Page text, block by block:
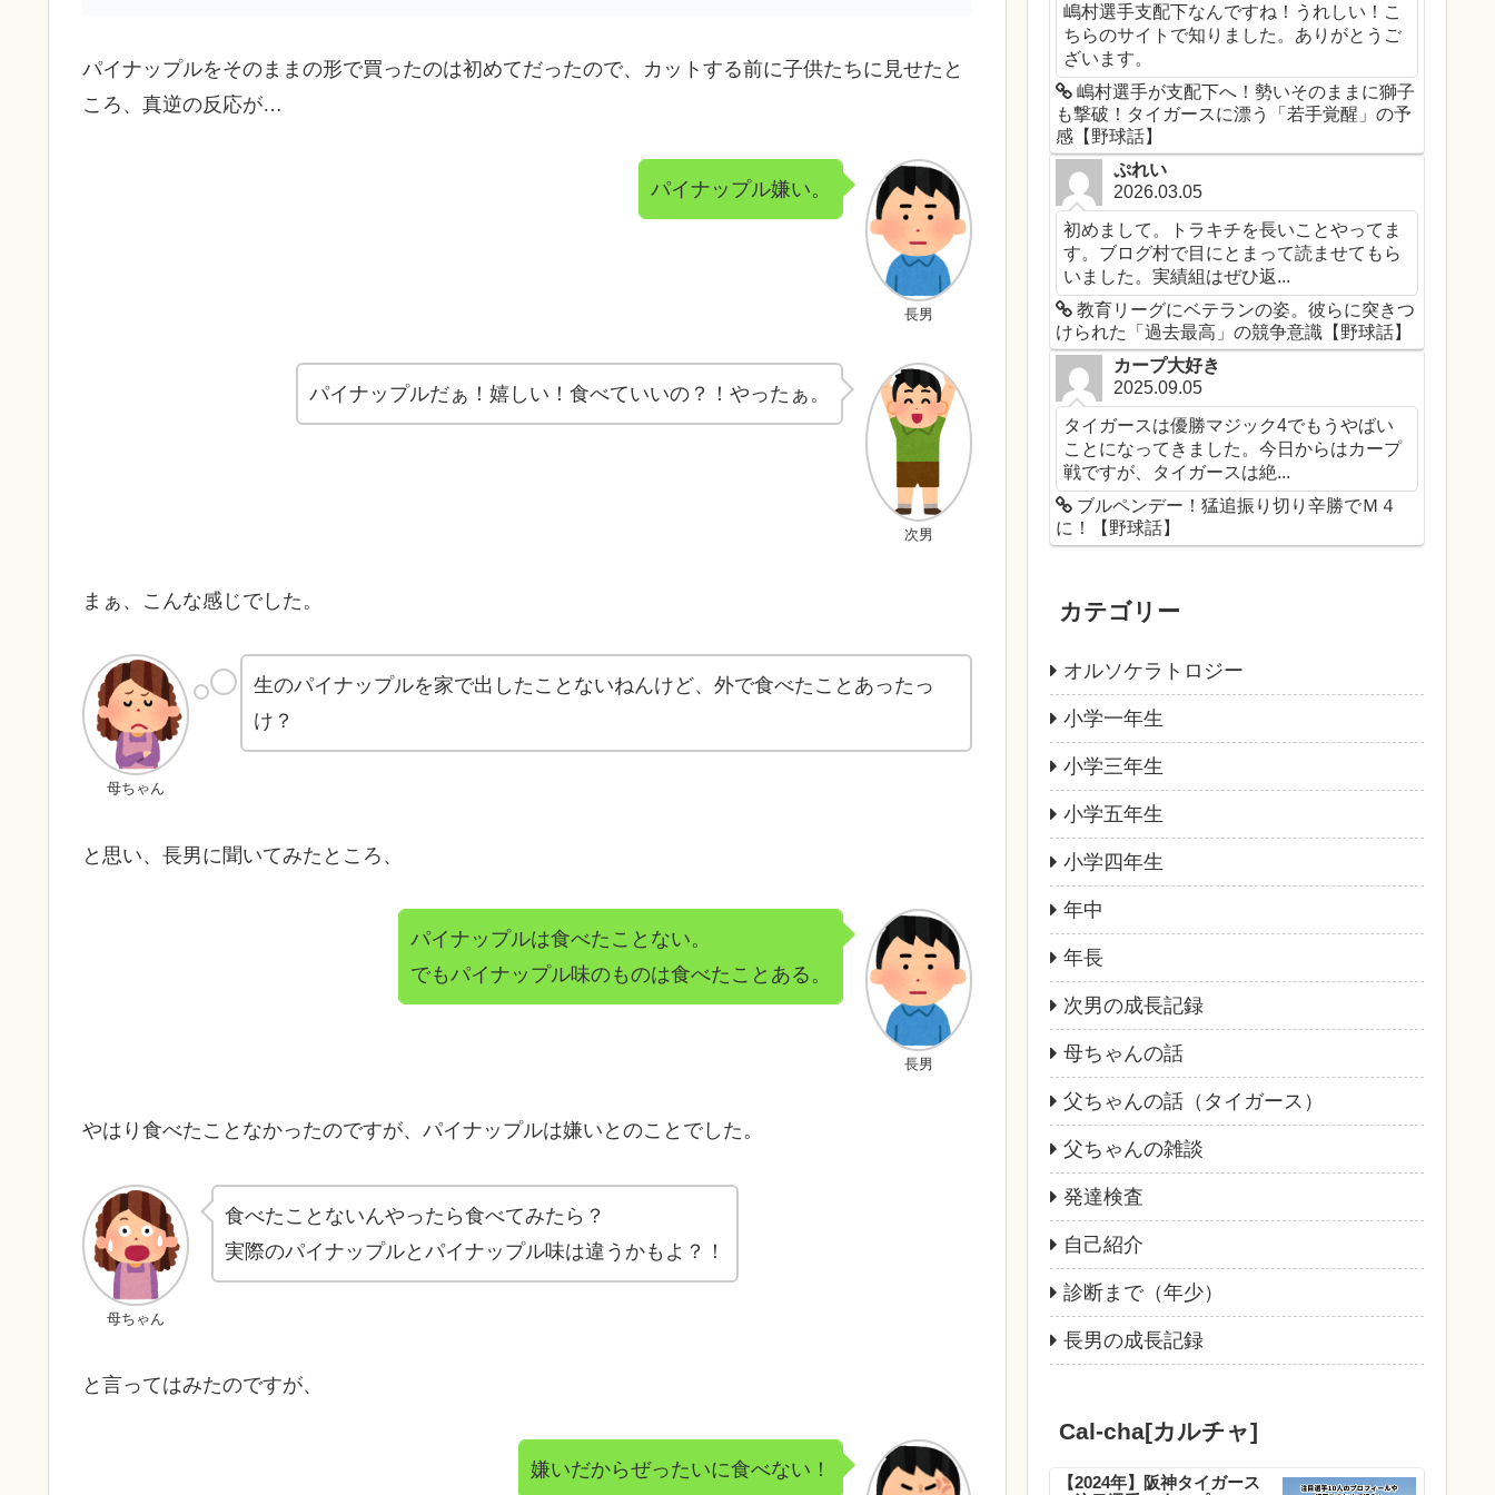
パイナップルをそのままの形で買ったのは初めてだったので、カットする前に子供たちに見せたと
ころ、真逆の反応が…
長男
パイナップル嫌い。
次男
パイナップルだぁ！嬉しい！食べていいの？！やったぁ。
まぁ、こんな感じでした。
母ちゃん
生のパイナップルを家で出したことないねんけど、外で食べたことあったっ
け？
と思い、長男に聞いてみたところ、
長男
パイナップルは食べたことない。
でもパイナップル味のものは食べたことある。
やはり食べたことなかったのですが、パイナップルは嫌いとのことでした。
母ちゃん
食べたことないんやったら食べてみたら？
実際のパイナップルとパイナップル味は違うかもよ？！
と言ってはみたのですが、
嫌いだからぜったいに食べない！
嶋村選手支配下なんですね！うれしい！こ
ちらのサイトで知りました。ありがとうご
ざいます。
嶋村選手が支配下へ！勢いそのままに獅子
も撃破！タイガースに漂う「若手覚醒」の予
感【野球話】
ぷれい
2026.03.05
初めまして。トラキチを長いことやってま
す。ブログ村で目にとまって読ませてもら
いました。実績組はぜひ返...
教育リーグにベテランの姿。彼らに突きつ
けられた「過去最高」の競争意識【野球話】
カープ大好き
2025.09.05
タイガースは優勝マジック4でもうやばい
ことになってきました。今日からはカープ
戦ですが、タイガースは絶...
ブルペンデー！猛追振り切り辛勝でＭ４
に！【野球話】
カテゴリー
オルソケラトロジー
小学一年生
小学三年生
小学五年生
小学四年生
年中
年長
次男の成長記録
母ちゃんの話
父ちゃんの話（タイガース）
父ちゃんの雑談
発達検査
自己紹介
診断まで（年少）
長男の成長記録
Cal-cha[カルチャ]
【2024年】阪神タイガース